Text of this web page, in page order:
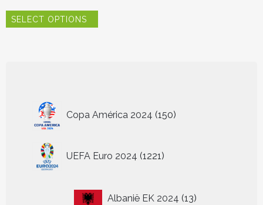
SELECT OPTIONS
worden
productpagina
Copa América 2024 150
producten
UEFA Euro 2024 1221
producten
Albanië EK 2024 1313